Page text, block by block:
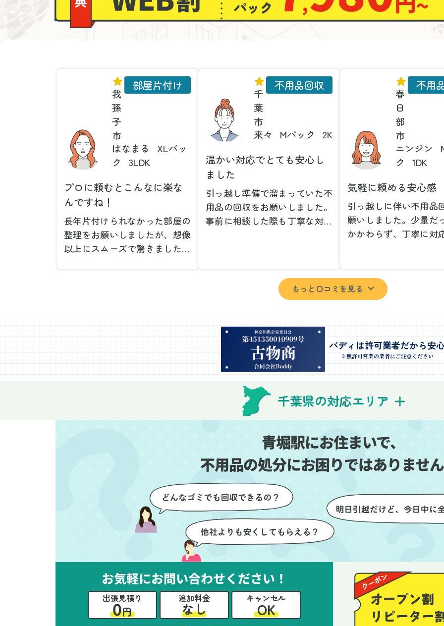
我
孫
子
市
はなまる
XLパッ
ク
3LDK
部屋片付け
プロに頼むとこんなに楽な
んですね！
長年片付けられなかった部屋の
整理をお願いしましたが、想像
以上にスムーズで驚きました。
了後には部屋全体を清掃してい
ただき、まるで新しい家のよう
な清潔感に感動しました。
千
葉
市
来々
Mパック 2K
不用品回収
温かい対応でとても安心し
ました
引っ越し準備で溜まっていた不
用品の回収をお願いしました。
事前に相談した際も丁寧な対応
いものが多かったのですが、手
際よく対応していただき驚きま
ださり、作業の流れや注意点を
しっかり説明していただけたの
で、こちらも安心感を持って作
業を見守ることができました。
運び出しの際も、壁や床を傷つ
けないように細心の注意を払っ
ていただき、家全体がスムーズ
かったです。作業が終わった後
には、こちらからお願いしなく
ても部屋を簡単に清掃していた
だけたのも好印象でした。
さらに、分別の仕方やリサイク
ル可能なものについても教えて
いただき、今後の片付けにも役
立つ知識が増えました。また何
ービスをありがとうございまし
た。
春
日
部
市
ニンジン
ク
1DK
不用
気軽に頼める安心感
引っ越しに伴い不用品
願いしました。少量だ
かかわらず、丁寧に対
じてくださり、次回も
いしたいと思いました
特に、自分では持ち運
業を終えることができ
事前に見積もりを取っ
できました。引っ越し
とができました。
もっと口コミを見る
バディは許可業者だから安
※無許可営業の業者にご注意ください
千葉県の対応エリア
青堀駅にお住まいで、
不用品の処分にお困りではありませ
お気軽にお問い合わせください！
出張見積り
0円
追加料金
なし
キャンセル
OK